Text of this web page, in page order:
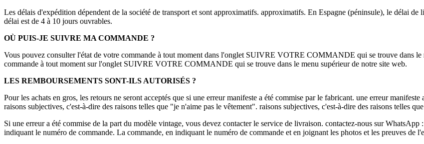
Les délais d'expédition dépendent de la société de transport et sont approximatifs. approximatifs. En Espagne (péninsule), le délai
délai est de 4 à 10 jours ouvrables.
OÙ PUIS-JE SUIVRE MA COMMANDE ?
Vous pouvez consulter l'état de votre commande à tout moment dans l'onglet SUIVRE VOTRE COMMANDE qui se trouve dans le
commande à tout moment sur l'onglet SUIVRE VOTRE COMMANDE qui se trouve dans le menu supérieur de notre site web.
LES REMBOURSEMENTS SONT-ILS AUTORISÉS ?
Pour les achats en gros, les retours ne seront acceptés que si une erreur manifeste a été commise par le fabricant. une erreur
raisons subjectives, c'est-à-dire des raisons telles que "je n'aime pas le vêtement". raisons subjectives, c'est-à-dire des raisons telles
Si une erreur a été commise de la part du modèle vintage, vous devez contacter le service de livraison. contactez-nous sur
indiquant le numéro de commande. La commande, en indiquant le numéro de commande et en joignant les photos et les preuves de